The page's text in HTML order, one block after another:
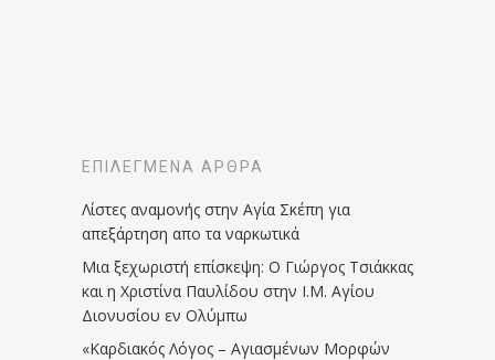
ΕΠΙΛΕΓΜΈΝΑ ΆΡΘΡΑ
Λίστες αναμονής στην Αγία Σκέπη για
απεξάρτηση απο τα ναρκωτικά
Μια ξεχωριστή επίσκεψη: Ο Γιώργος Τσιάκκας
και η Χριστίνα Παυλίδου στην Ι.Μ. Αγίου
Διονυσίου εν Ολύμπω
«Καρδιακός Λόγος – Αγιασμένων Μορφών